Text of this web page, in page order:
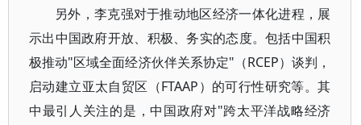
另外，李克强对于推动地区经济一体化进程，展
示出中国政府开放、积极、务实的态度。包括中国积
极推动"区域全面经济伙伴关系协定"（RCEP）谈判，
启动建立亚太自贸区（FTAAP）的可行性研究等。其
中最引人关注的是，中国政府对"跨太平洋战略经济